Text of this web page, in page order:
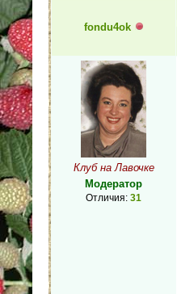
fondu4ok
Клуб на Лавочке
Модератор
Отличия: 31